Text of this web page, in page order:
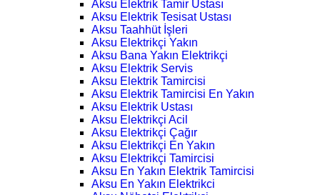
Aksu Elektrik Tamir Ustası
Aksu Elektrik Tesisat Ustası
Aksu Taahhüt İşleri
Aksu Elektrikçi Yakın
Aksu Bana Yakın Elektrikçi
Aksu Elektrik Servis
Aksu Elektrik Tamircisi
Aksu Elektrik Tamircisi En Yakın
Aksu Elektrik Ustası
Aksu Elektrikçi Acil
Aksu Elektrikçi Çağır
Aksu Elektrikçi En Yakın
Aksu Elektrikçi Tamircisi
Aksu En Yakın Elektrik Tamircisi
Aksu En Yakın Elektrikci